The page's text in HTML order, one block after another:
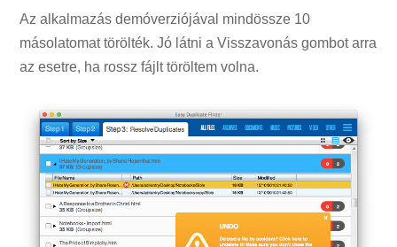
Az alkalmazás demóverziójával mindössze 10
másolatomat törölték. Jó látni a Visszavonás gombot arra
az esetre, ha rossz fájlt töröltem volna.